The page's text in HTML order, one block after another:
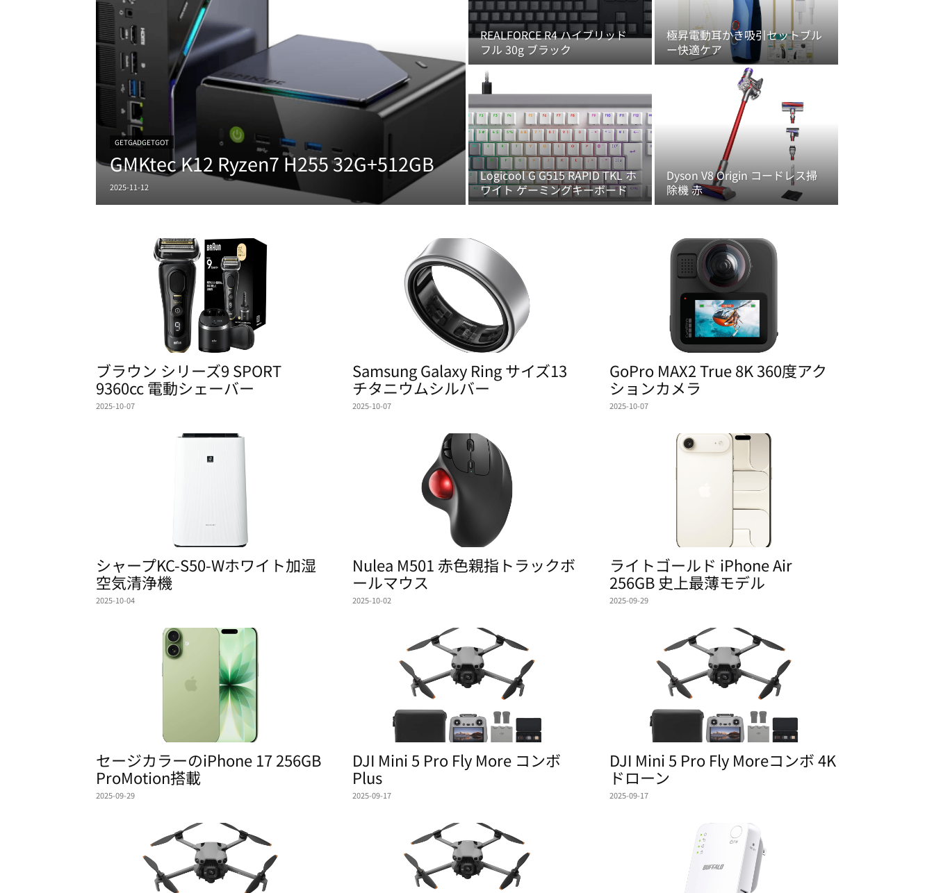
GETGADGETGOT
GMKtec K12 Ryzen7 H255 32G+512GB
2025-11-12
REALFORCE R4 ハイブリッド
フル 30g ブラック
極昇電動耳かき吸引セットブル
ー快適ケア
Logicool G G515 RAPID TKL ホ
ワイト ゲーミングキーボード
Dyson V8 Origin コードレス掃
除機 赤
ブラウン シリーズ9 SPORT
9360cc 電動シェーバー
2025-10-07
Samsung Galaxy Ring サイズ13
チタニウムシルバー
2025-10-07
GoPro MAX2 True 8K 360度アク
ションカメラ
2025-10-07
シャープKC-S50-Wホワイト加湿
空気清浄機
2025-10-04
Nulea M501 赤色親指トラックボ
ールマウス
2025-10-02
ライトゴールド iPhone Air
256GB 史上最薄モデル
2025-09-29
セージカラーのiPhone 17 256GB
ProMotion搭載
2025-09-29
DJI Mini 5 Pro Fly More コンボ
Plus
2025-09-17
DJI Mini 5 Pro Fly Moreコンボ 4K
ドローン
2025-09-17